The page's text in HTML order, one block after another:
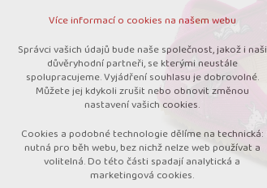
návštěvnosti
marketingová cookies (Google)
Více informací o cookies na našem webu
Přijmout všechny cookies
Odmítnout vše
Více informací o cookies na našem webu
Správci vašich údajů bude naše společnost, jakož i naši
důvěryhodní partneři, se kterými neustále
spolupracujeme. Vyjádření souhlasu je dobrovolné.
Můžete jej kdykoli zrušit nebo obnovit změnou
nastavení vašich cookies.
Cookies a podobné technologie dělíme na technická:
nutná pro běh webu, bez nichž nelze web používat a
volitelná. Do této části spadají analytická a
marketingová cookies.